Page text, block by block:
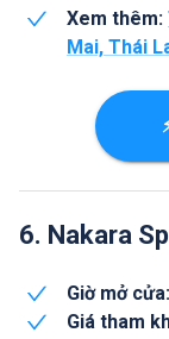
Xem thêm:
Mai, Thái
6. Nakara
Giờ mở cửa:
Giá tham